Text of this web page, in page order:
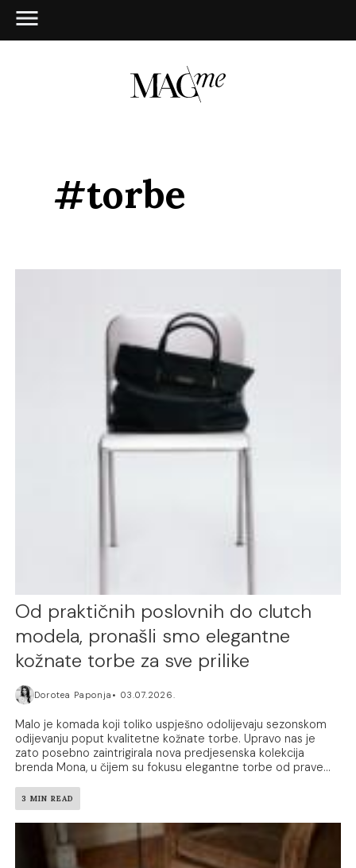
#torbe
Od praktičnih poslovnih do clutch
modela, pronašli smo elegantne
kožnate torbe za sve prilike
Dorotea Paponja 03.07.2026.
Malo je komada koji toliko uspješno odolijevaju sezonskom
odijevanju poput kvalitetne kožnate torbe. Upravo nas je
zato posebno zaintrigirala nova predjesenska kolekcija
brenda Mona, u čijem su fokusu elegantne torbe od prave...
3 MIN READ